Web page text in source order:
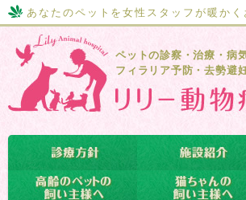
あなたのペットを女性スタッフが暖か
ペットの診察・治療・病
フィラリア予防・去勢避